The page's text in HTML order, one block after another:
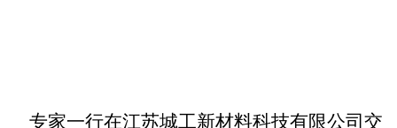
专家一行在江苏城工新材料科技有限公司交